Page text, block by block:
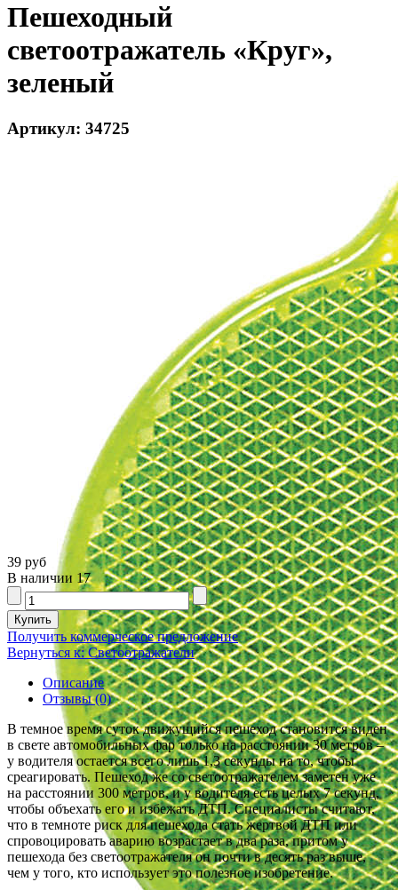
Пешеходный
светоотражатель «Круг»,
зеленый
Артикул: 34725
39 руб
В наличии 17
Получить коммерческое предложение
Вернуться к: Светоотражатели
Описание
Отзывы (0)
В темное время суток движущийся пешеход становится виден
в свете автомобильных фар только на расстоянии 30 метров –
у водителя остается всего лишь 1,3 секунды на то, чтобы
среагировать. Пешеход же со светоотражателем заметен уже
на расстоянии 300 метров, и у водителя есть целых 7 секунд,
чтобы объехать его и избежать ДТП. Специалисты считают,
что в темноте риск для пешехода стать жертвой ДТП или
спровоцировать аварию возрастает в два раза, притом у
пешехода без светоотражателя он почти в десять раз выше,
чем у того, кто использует это полезное изобретение.